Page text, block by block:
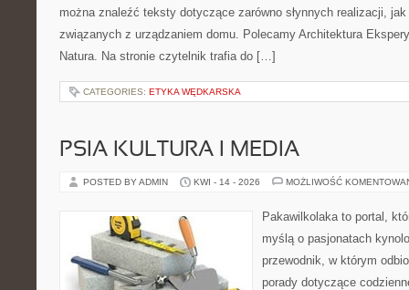
można znaleźć teksty dotyczące zarówno słynnych realizacji,
związanych z urządzaniem domu. Polecamy Architektura
Natura. Na stronie czytelnik trafia do […]
CATEGORIES: ETYKA WĘDKARSKA
PSIA KULTURA I MEDIA
POSTED BY ADMIN KWI - 14 - 2026 MOŻLIWOŚĆ
Pakawilkolaka to portal,
myślą o pasjonatach
przewodnik, w którym
porady dotyczące